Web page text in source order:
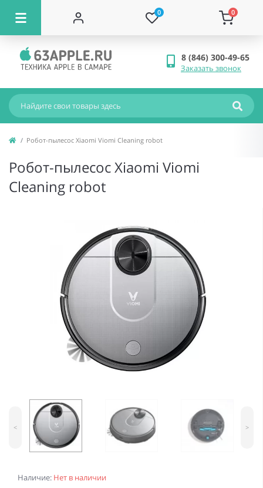
0 0
8 (846) 300-49-65
Заказать звонок
Робот-пылесос Xiaomi Viomi Cleaning robot
Робот-пылесос Xiaomi Viomi
Cleaning robot
Наличие: Нет в наличии
< >